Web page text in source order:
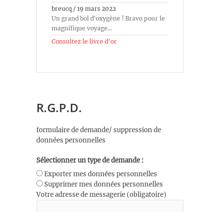
breucq / 19 mars 2022
Un grand bol d'oxygène ! Bravo pour le
magnifique voyage...
Consultez le livre d’or
R.G.P.D.
formulaire de demande/ suppression de
données personnelles
Sélectionner un type de demande :
Exporter mes données personnelles
Supprimer mes données personnelles
Votre adresse de messagerie (obligatoire)